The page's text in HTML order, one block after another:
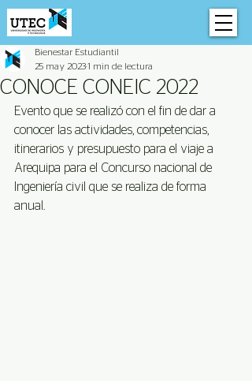
CONOCE CONEIC 2022
Bienestar Estudiantil
25 may 20231 min de lectura
Evento que se realizó con el fin de dar a
conocer las actividades, competencias,
itinerarios y presupuesto para el viaje a
Arequipa para el Concurso nacional de
Ingeniería civil que se realiza de forma
anual.